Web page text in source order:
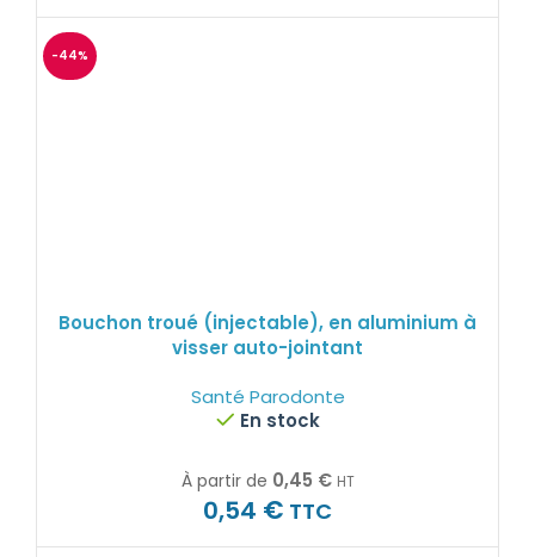
-44%
Bouchon troué (injectable), en aluminium à
visser auto-jointant
Santé Parodonte
En stock
À partir de 0,45 € HT
0,54 € TTC